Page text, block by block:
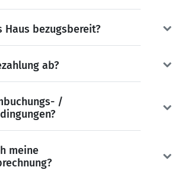
Haus bezugsbereit?
ab?
/
meine